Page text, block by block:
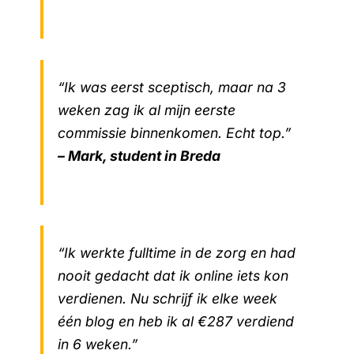
“Ik was eerst sceptisch, maar na 3
weken zag ik al mijn eerste
commissie binnenkomen. Echt top.”
– Mark, student in Breda
“Ik werkte fulltime in de zorg en had
nooit gedacht dat ik online iets kon
verdienen. Nu schrijf ik elke week
één blog en heb ik al €287 verdiend
in 6 weken.”